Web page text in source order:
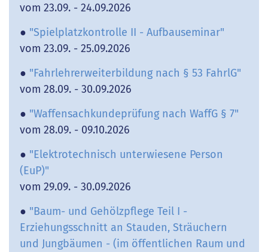
vom 23.09. - 24.09.2026
● "Spielplatzkontrolle II - Aufbauseminar"
vom 23.09. - 25.09.2026
● "Fahrlehrerweiterbildung nach § 53 FahrlG"
vom 28.09. - 30.09.2026
● "Waffensachkundeprüfung nach WaffG § 7"
vom 28.09. - 09.10.2026
● "Elektrotechnisch unterwiesene Person
(EuP)"
vom 29.09. - 30.09.2026
● "Baum- und Gehölzpflege Teil I -
Erziehungsschnitt an Stauden, Sträuchern
und Jungbäumen - (im öffentlichen Raum und